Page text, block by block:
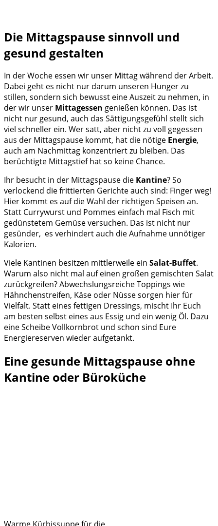
Die Mittagspause sinnvoll und
gesund gestalten
In der Woche essen wir unser Mittag während der Arbeit.
Dabei geht es nicht nur darum unseren Hunger zu
stillen, sondern sich bewusst eine Auszeit zu nehmen, in
der wir unser Mittagessen genießen können. Das ist
nicht nur gesund, auch das Sättigungsgefühl stellt sich
viel schneller ein. Wer satt, aber nicht zu voll gegessen
aus der Mittagspause kommt, hat die nötige Energie,
auch am Nachmittag konzentriert zu bleiben. Das
berüchtigte Mittagstief hat so keine Chance.
Ihr besucht in der Mittagspause die Kantine? So
verlockend die frittierten Gerichte auch sind: Finger weg!
Hier kommt es auf die Wahl der richtigen Speisen an.
Statt Currywurst und Pommes einfach mal Fisch mit
gedünstetem Gemüse versuchen. Das ist nicht nur
gesünder, es verhindert auch die Aufnahme unnötiger
Kalorien.
Viele Kantinen besitzen mittlerweile ein Salat-Buffet.
Warum also nicht mal auf einen großen gemischten Salat
zurückgreifen? Abwechslungsreiche Toppings wie
Hähnchenstreifen, Käse oder Nüsse sorgen hier für
Vielfalt. Statt eines fettigen Dressings, mischt Ihr Euch
am besten selbst eines aus Essig und ein wenig Öl. Dazu
eine Scheibe Vollkornbrot und schon sind Eure
Energiereserven wieder aufgetankt.
Eine gesunde Mittagspause ohne
Kantine oder Büroküche